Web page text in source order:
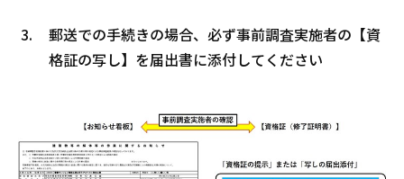
郵送での手続きの場合、必ず事前調査実施者の【資
格証の写し】を届出書に添付してください